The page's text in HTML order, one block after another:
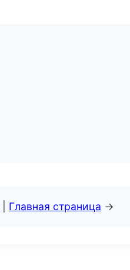
Главная страница →